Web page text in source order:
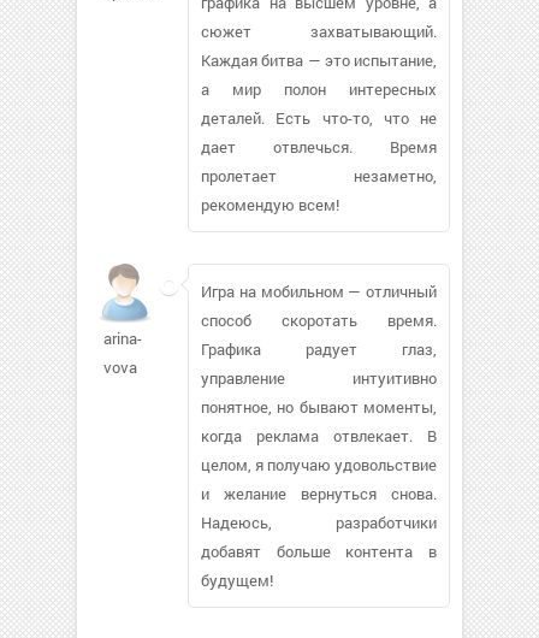
сюжет захватывающий.
Каждая битва — это испытание,
а мир полон интересных
деталей. Есть что-то, что не
дает отвлечься. Время
пролетает незаметно,
рекомендую всем!
arina-
vova
Игра на мобильном — отличный
способ скоротать время.
Графика радует глаз,
управление интуитивно
понятное, но бывают моменты,
когда реклама отвлекает. В
целом, я получаю удовольствие
и желание вернуться снова.
Надеюсь, разработчики
добавят больше контента в
будущем!